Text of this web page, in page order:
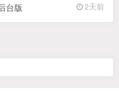
台版 2天前